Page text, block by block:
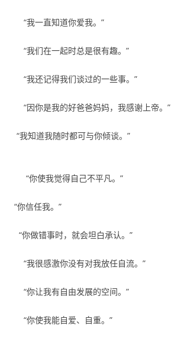
“我一直知道你爱我。”
“我们在一起时总是很有趣。”
“我还记得我们谈过的一些事。”
“因你是我的好爸爸妈妈，我感谢上帝。”
“我知道我随时都可与你倾谈。”
“你使我觉得自己不平凡。”
“你信任我。”
“你做错事时，就会坦白承认。”
“我很感激你没有对我放任自流。”
“你让我有自由发展的空间。”
“你使我能自爱、自重。”